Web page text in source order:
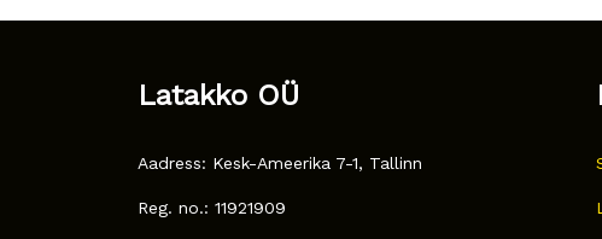
Latakko OÜ
Aadress: Kesk-Ameerika 7-1, Tallinn
Reg. no.: 11921909